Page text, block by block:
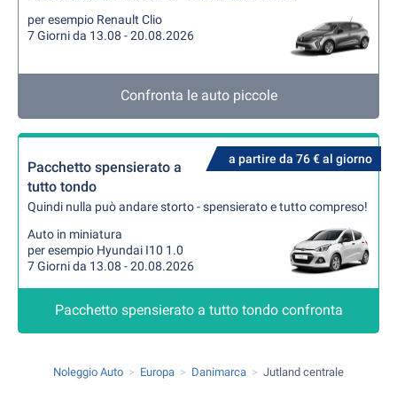
per esempio Renault Clio
7 Giorni da 13.08 - 20.08.2026
Confronta le auto piccole
a partire da 76 € al giorno
Pacchetto spensierato a
tutto tondo
Quindi nulla può andare storto - spensierato e tutto compreso!
Auto in miniatura
per esempio Hyundai I10 1.0
7 Giorni da 13.08 - 20.08.2026
Pacchetto spensierato a tutto tondo confronta
Noleggio Auto Europa Danimarca Jutland centrale